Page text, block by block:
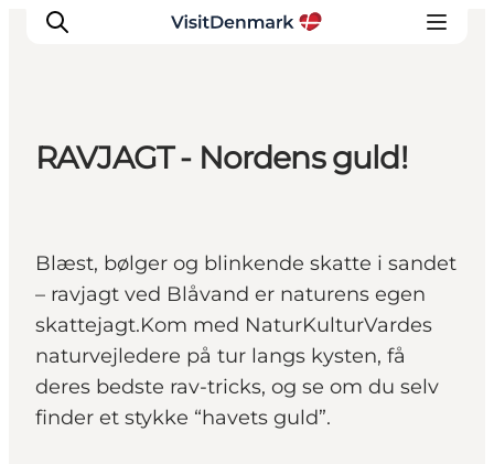
Oplevelser
Overnatning
Planlæg ferien
RAVJAGT - Nordens guld!
Blæst, bølger og blinkende skatte i sandet
– ravjagt ved Blåvand er naturens egen
skattejagt.Kom med NaturKulturVardes
naturvejledere på tur langs kysten, få
deres bedste rav-tricks, og se om du selv
finder et stykke “havets guld”.